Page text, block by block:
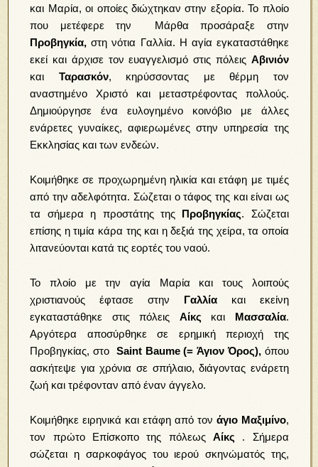
και Μαρία, οι οποίες διώχτηκαν στην εξορία. Το πλοίο
που μετέφερε την Μάρθα προσάραξε στην
Προβηγκία, στη νότια Γαλλία. Η αγία εγκαταστάθηκε
εκεί και άρχισε τον ευαγγελισμό στις πόλεις Αβινιόν
και Ταρασκόν, κηρύσσοντας με θέρμη τον
αναστημένο Χριστό και μεταστρέφοντας πολλούς.
Δημιούργησε ένα ευλογημένο κοινόβιο με άλλες
ενάρετες γυναίκες, αφιερωμένες στην υπηρεσία της
Εκκλησίας και των ενδεών.
Κοιμήθηκε σε προχωρημένη ηλικία και ετάφη με τιμές
από την αδελφότητα. Σώζεται ο τάφος της και είναι ως
τα σήμερα η προστάτης της Προβηγκίας. Σώζεται
επίσης η τιμία κάρα της και η δεξιά της χείρα, τα οποία
λιτανεύονται κατά τις εορτές του ναού.
Το πλοίο με την αγία Μαρία και τους λοιπούς
χριστιανούς έφτασε στην Γαλλία και εκείνη
εγκαταστάθηκε στις πόλεις Αίκς και Μασσαλία.
Αργότερα αποσύρθηκε σε ερημική περιοχή της
Προβηγκίας, στο Saint Baume (= Άγιον Όρος),όπου
ασκήτεψε για χρόνια σε σπήλαιο, διάγοντας ενάρετη
ζωή και τρέφονταν από έναν άγγελο.
Κοιμήθηκε ειρηνικά και ετάφη από τον άγιο Μαξιμίνο,
τον πρώτο Επίσκοπο της πόλεωςΑίκς . Σήμερα
σώζεται η σαρκοφάγος του ιερού σκηνώματός της,